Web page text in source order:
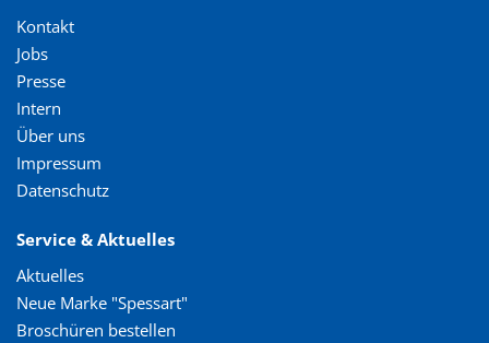
Kontakt
Jobs
Presse
Intern
Über uns
Impressum
Datenschutz
Service & Aktuelles
Aktuelles
Neue Marke "Spessart"
Broschüren bestellen